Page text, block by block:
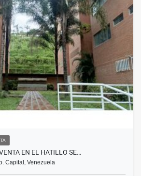
EN EL HATILLO SE…
Capital, Venezuela